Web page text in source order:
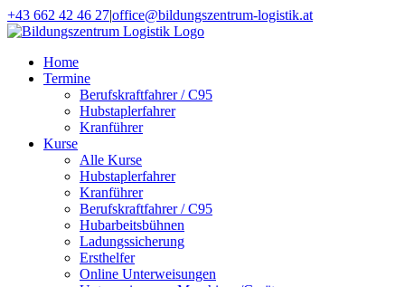
Zum
Inhalt
+43 662 42 46 27|office@bildungszentrum-logistik.at
Facebook
E-
Home
Termine
Berufskraftfahrer / C95
Hubstaplerfahrer
Kranführer
Kurse
Alle Kurse
Hubstaplerfahrer
Kranführer
Berufskraftfahrer / C95
Hubarbeitsbühnen
Ladungssicherung
Ersthelfer
Online Unterweisungen